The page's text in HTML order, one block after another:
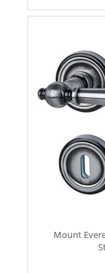
Mount